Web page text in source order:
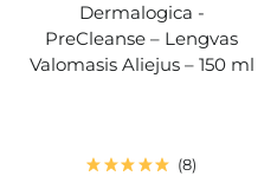
Dermalogica -
PreCleanse – Lengvas
Valomasis Aliejus – 150 ml
8